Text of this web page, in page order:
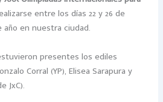
entre los días 22 y 26 de
en nuestra ciudad.
presentes los ediles
Corral (YP), Elisea Sarapura y
JxC).